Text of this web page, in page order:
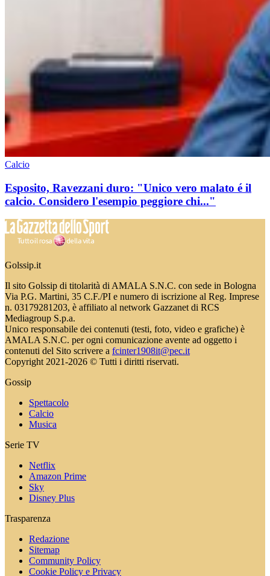
Calcio
Esposito, Ravezzani duro: "Unico vero malato é il
calcio. Considero l'esempio peggiore chi..."
Golssip.it
Il sito Golssip di titolarità di AMALA S.N.C. con sede in Bologna
Via P.G. Martini, 35 C.F./PI e numero di iscrizione al Reg. Imprese
n. 03179281203, è affiliato al network Gazzanet di RCS
Mediagroup S.p.a.
Unico responsabile dei contenuti (testi, foto, video e grafiche) è
AMALA S.N.C. per ogni comunicazione avente ad oggetto i
contenuti del Sito scrivere a fcinter1908it@pec.it
Copyright 2021-2026 © Tutti i diritti riservati.
Gossip
Spettacolo
Calcio
Musica
Serie TV
Netflix
Amazon Prime
Sky
Disney Plus
Trasparenza
Redazione
Sitemap
Community Policy
Cookie Policy e Privacy